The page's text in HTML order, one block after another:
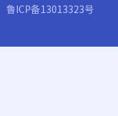
鲁ICP备13013323号